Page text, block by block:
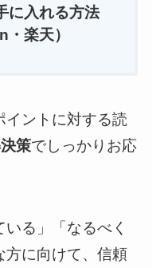
に入れる方法
・楽天）
イントに対する読
策でしっかりお応
いる」「なるべく
方に向けて、信頼